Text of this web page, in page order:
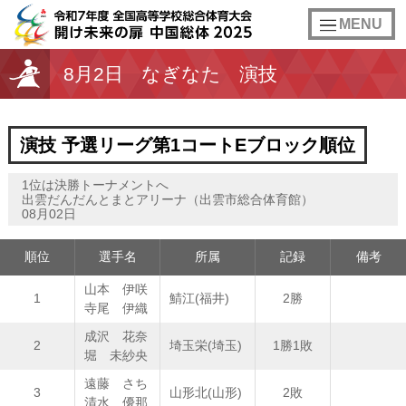
toggle
navigation
MENU
8月2日 なぎなた 演技
演技 予選リーグ第1コートEブロック順位
1位は決勝トーナメントへ
出雲だんだんとまとアリーナ（出雲市総合体育館）
08月02日
順位 選手名 所属 記録 備考
1
山本 伊咲
寺尾 伊織
鯖江(福井) 2勝
2
成沢 花奈
堀 未紗央
埼玉栄(埼玉) 1勝1敗
3
遠藤 さち
清水 優那
山形北(山形) 2敗